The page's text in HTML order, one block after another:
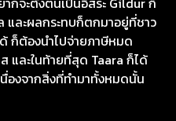
และผลกระทบก็ตกมาอยู่ที่ชาว
ก็ต้องนำไปจ่ายภาษีหมด
และในท้ายที่สุด Taara ก็ได้
องจากสิ่งที่ทำมาทั้งหมดนั้น